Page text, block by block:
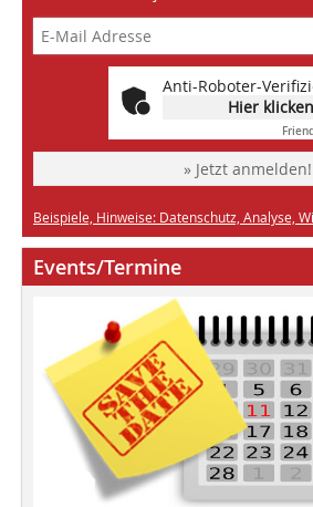
Anti-Roboter-
Hier klicken
» Jetzt anmelden!
Beispiele, Hinweise: Datenschutz, Analyse,
Events/Termine